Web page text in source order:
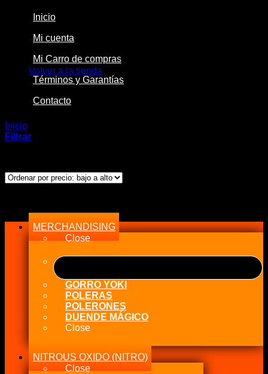
Volver a la tienda
Inicio
Mi cuenta
Mi Carro de compras
Términos y Garantías
Contacto
Inicio
Filtrar
MERCHANDISING
Close
GORRO YOKI
POLERAS
POLERONES
DUENDE MÁGICO
Close
NITROUS OXIDO (NITRO)
Close